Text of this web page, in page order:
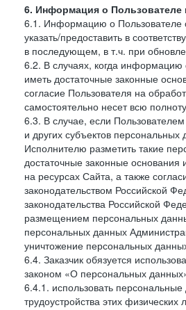
6. Информация о
6.1. Информацию о Пользователе
указать/предоставить в
в последующем, в т.ч. при
6.2. В случаях, когда информацию
иметь достаточные законные
согласие Пользователя на
самостоятельно несет всю
6.3. В случае, если
и других субъектов
Исполнителю разметить такие
достаточные законные
на ресурсах Сайта, а также
законодательством Российской
законодательства Российской
размещением персональных
персональных данных
уничтожение персональных
6.4. Заказчик обязуется
законом «О персональных
6.4.1. использовать
трудоустройства этих физических